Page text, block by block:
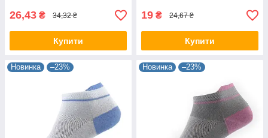
26,43 ₴ 34,32 ₴
Купити
19 ₴ 24,67 ₴
Купити
Новинка –23% Новинка –23%